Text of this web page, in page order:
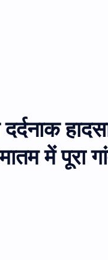
में पूरा